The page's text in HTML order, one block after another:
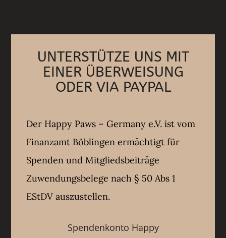
UNTERSTÜTZE UNS MIT
EINER ÜBERWEISUNG
ODER VIA PAYPAL
Der Happy Paws – Germany e.V. ist vom
Finanzamt Böblingen ermächtigt für
Spenden und Mitgliedsbeiträge
Zuwendungsbelege nach § 50 Abs 1
EStDV auszustellen.
Spendenkonto Happy